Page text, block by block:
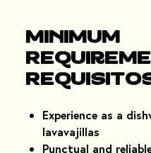
Minimum
Experience as a
lavavajillas
Punctual and